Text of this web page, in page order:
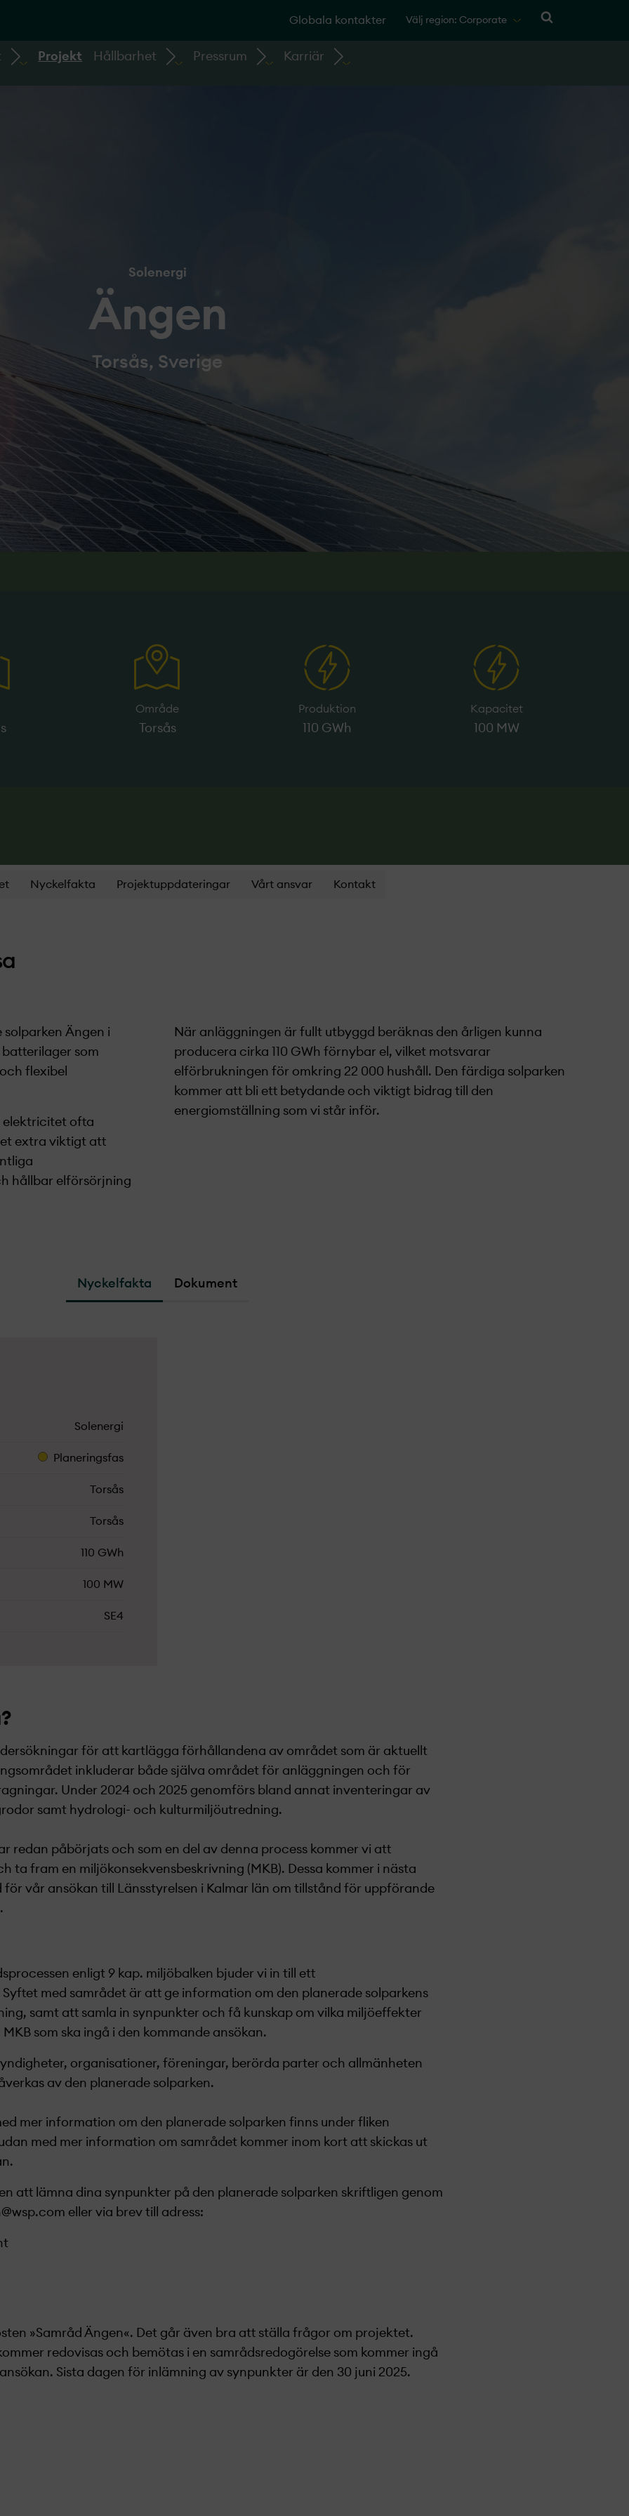
Globala kontakter Välj region: Corporate
Projekt Hållbarhet Pressrum Karriär
Solenergi
Ängen
Torsås, Sverige
Område
Torsås
Produktion
110 GWh
Kapacitet
100 MW
Nyckelfakta Projektuppdateringar Vårt ansvar Kontakt
Ängen i
som
flexibel
elektricitet ofta
extra viktigt att
hållbar elförsörjning
När anläggningen är fullt utbyggd beräknas den årligen kunna
producera cirka 110 GWh förnybar el, vilket motsvarar
elförbrukningen för omkring 22 000 hushåll. Den färdiga solparken
kommer att bli ett betydande och viktigt bidrag till den
energiomställning som vi står inför.
Nyckelfakta Dokument
Solenergi
Planeringsfas
Torsås
Torsås
110 GWh
100 MW
SE4
för att kartlägga förhållandena av området som är aktuellt
inkluderar både själva området för anläggningen och för
Under 2024 och 2025 genomförs bland annat inventeringar av
samt hydrologi- och kulturmiljöutredning.
redan påbörjats och som en del av denna process kommer vi att
ta fram en miljökonsekvensbeskrivning (MKB). Dessa kommer i nästa
vår ansökan till Länsstyrelsen i Kalmar län om tillstånd för uppförande
enligt 9 kap. miljöbalken bjuder vi in till ett
med samrådet är att ge information om den planerade solparkens
samt att samla in synpunkter och få kunskap om vilka miljöeffekter
som ska ingå i den kommande ansökan.
organisationer, föreningar, berörda parter och allmänheten
av den planerade solparken.
mer information om den planerade solparken finns under fliken
med mer information om samrådet kommer inom kort att skickas ut
att lämna dina synpunkter på den planerade solparken skriftligen genom
eller via brev till adress:
»Samråd Ängen«. Det går även bra att ställa frågor om projekt­et.
redovisas och bemötas i en samrådsredogörelse som kommer ingå
Sista dagen för inlämning av synpunkter är den 30 juni 2025.